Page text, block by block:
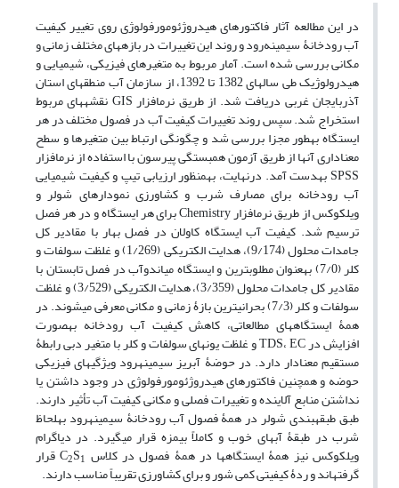
در این مطالعه آثار فاکتورهای هیدروژئومورفولوژی ‏روی تغییر کیفیت
آب رودخانۀ سیمینه‌رود و روند این تغییرات در بازه‏های مختلف زمانی و
مکانی بررسی شده ‏است. آمار مربوط‏ به متغیرهای فیزیکی، شیمیایی و
هیدرولوژیک طی سال‏های 1382 تا 1392، از سازمان آب منطقه‏ای استان
آذربایجان ‏غربی دریافت شد. از ‏طریق نرم‏افزار GIS نقشه‏ها‏ی مربوط
استخراج شد. سپس روند تغییرات کیفیت آب در فصول مختلف در هر
ایستگاه به‏طور مجزا بررسی شد و چگونگی ارتباط بین متغیرها و سطح
معناداری آنها از‏ طریق آزمون همبستگی پیرسون با‏ استفاده ‏از نرم‏افزار
SPSS به‏دست ‏آمد. در‏نهایت، به‏منظور ارزیابی تیپ و کیفیت شیمیایی
آب رودخانه برای مصارف شرب و کشاورزی نمودارهای شولر و
ویلکوکس از‏ طریق نرم‏افزار Chemistry برای هر ایستگاه و در هر فصل
ترسیم‏ شد. کیفیت آب ایستگاه کاولان در فصل بهار با مقادیر کل
جامدات محلول (9/174)، هدایت الکتریکی (1/269) و غلظت سولفات و
کلر (7/0) به‏عنوان مطلوب‏ترین و ایستگاه میاندوآب در فصل تابستان با
مقادیر کل جامدات محلول (3/359)، هدایت الکتریکی (3/529) و غلظت
سولفات و کلر (7/3) بحرانی‏ترین بازۀ زمانی و مکانی معرفی می‏شوند. در
همۀ ایستگاه‏های مطالعاتی، کاهش کیفیت آب رودخانه به‏صورت
افزایش در TDS، EC و غلظت یون‏های سولفات و کلر با متغیر دبی رابطۀ
مستقیم معنادار دارد. در حوضۀ آبریز سیمینه‏رود ویژگی‏های فیزیکی
حوضه و همچنین فاکتورهای هیدروژئومورفولوژی در وجود داشتن یا
نداشتن منابع آلاینده و تغییرات فصلی و مکانی کیفیت آب تأثیر دارند.
طبق طبقه‏بندی شولر در همۀ فصول آب رودخانۀ سیمینه‏رود به‏لحاظ
شرب در طبقۀ آب‏های خوب و کاملاً بی‏مزه قرار می‏گیرد. در دیاگرام
ویلکوکس نیز همۀ ایستگاه‏ها در همۀ فصول در کلاس C 2S1 قرار
گرفته‏اند و ردۀ کیفیتی کمی شور و برای کشاورزی تقریباً مناسب دارند.